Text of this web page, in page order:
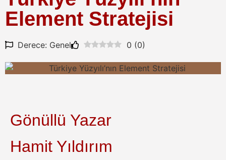
Element Stratejisi
Derece: Genel 0 (0)
Gönüllü Yazar
Hamit Yıldırım